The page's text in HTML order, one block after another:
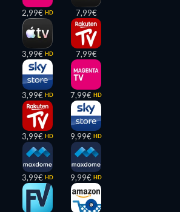
2,99€ HD
3,99€ HD
3,99€ HD
3,99€ HD
3,99€ HD
7,99€
7,99€
7,99€ HD
9,99€ HD
9,99€ HD